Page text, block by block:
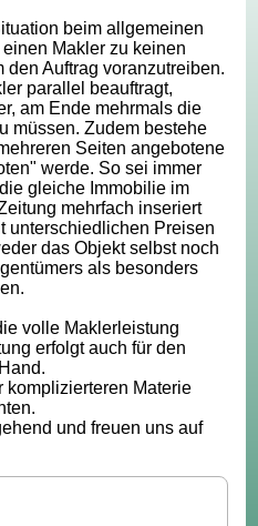
beim allgemeinen
Makler zu keinen
den Auftrag voranzutreiben.
parallel beauftragt,
am Ende mehrmals die
müssen. Zudem bestehe
Seiten angebotene
werde. So sei immer
gleiche Immobilie im
mehrfach inseriert
unterschiedlichen Preisen
das Objekt selbst noch
als besonders
volle Maklerleistung
erfolgt auch für den
komplizierteren Materie
und freuen uns auf